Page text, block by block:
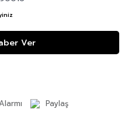
Ver
Paylaş